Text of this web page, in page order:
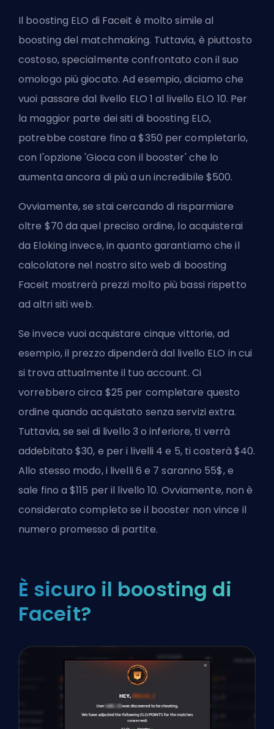
Il boosting ELO di Faceit è molto simile al
boosting del matchmaking. Tuttavia, è piuttosto
costoso, specialmente confrontato con il suo
omologo più giocato. Ad esempio, diciamo che
vuoi passare dal livello ELO 1 al livello ELO 10. Per
la maggior parte dei siti di boosting ELO,
potrebbe costare fino a $350 per completarlo,
con l'opzione 'Gioca con il booster' che lo
aumenta ancora di più a un incredibile $500.
Ovviamente, se stai cercando di risparmiare
oltre $70 da quel preciso ordine, lo acquisterai
da Eloking invece, in quanto garantiamo che il
calcolatore nel nostro sito web di boosting
Faceit mostrerà prezzi molto più bassi rispetto
ad altri siti web.
Se invece vuoi acquistare cinque vittorie, ad
esempio, il prezzo dipenderà dal livello ELO in cui
si trova attualmente il tuo account. Ci
vorrebbero circa $25 per completare questo
ordine quando acquistato senza servizi extra.
Tuttavia, se sei di livello 3 o inferiore, ti verrà
addebitato $30, e per i livelli 4 e 5, ti costerà $40.
Allo stesso modo, i livelli 6 e 7 saranno 55$, e
sale fino a $115 per il livello 10. Ovviamente, non è
considerato completo se il booster non vince il
numero promesso di partite.
È sicuro il boosting di
Faceit?